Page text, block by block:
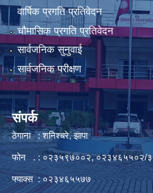
वार्षिक प्रगति प्रतिवेदन
चौमासिक प्रगति प्रतिवेदन
सार्वजनिक सुनुवाई
सार्वजनिक परीक्षण
संपर्क
ठेगाना : शनिश्चरे, झापा
फोन . : ०२३५९७००२, ०२३४६५५०२/३
फ्याक्स : ०२३४६५५७७